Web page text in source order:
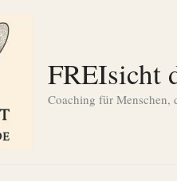
FREIsicht
Coaching für Menschen,